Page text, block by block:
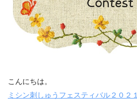
こんにちは。
ミシン刺しゅうフェスティバル２０２１